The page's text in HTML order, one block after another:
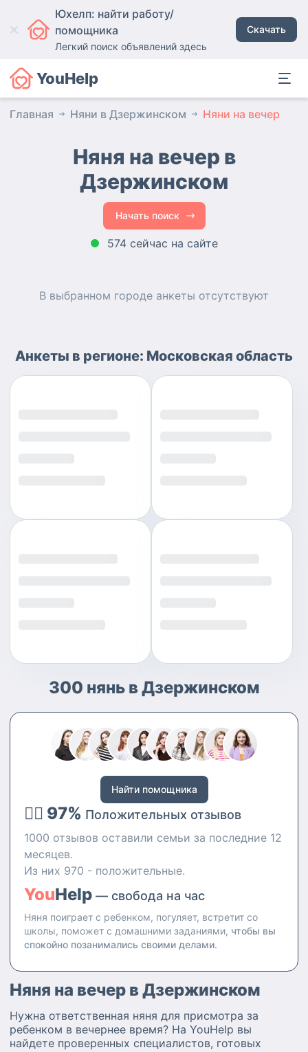
Юхелп: найти работу/
помощника
Легкий поиск объявлений здесь
Скачать
YouHelp
Главная Няни в Дзержинском Няни на вечер
Няня на вечер в
Дзержинском
Начать поиск
574 сейчас на сайте
В выбранном городе анкеты отсутствуют
Анкеты в регионе: Московская область
300 нянь в Дзержинском
Найти помощника
👍🏻 97% Положительных отзывов
1000 отзывов оставили семьи за последние 12
месяцев.
Из них 970 - положительные.
YouHelp — свобода на час
Няня поиграет с ребенком, погуляет, встретит со
школы, поможет с домашними заданиями, чтобы вы
спокойно позанимались своими делами.
Няня на вечер в Дзержинском
Нужна ответственная няня для присмотра за
ребенком в вечернее время? На YouHelp вы
найдете проверенных специалистов, готовых